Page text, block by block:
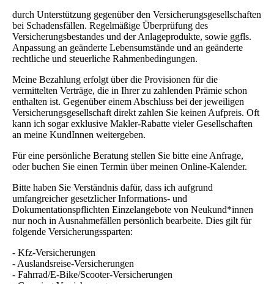
durch Unterstützung gegenüber den Versicherungsgesellschaften
bei Schadensfällen. Regelmäßige Überprüfung des
Versicherungsbestandes und der Anlageprodukte, sowie ggfls.
Anpassung an geänderte Lebensumstände und an geänderte
rechtliche und steuerliche Rahmenbedingungen.
Meine Bezahlung erfolgt über die Provisionen für die
vermittelten Verträge, die in Ihrer zu zahlenden Prämie schon
enthalten ist. Gegenüber einem Abschluss bei der jeweiligen
Versicherungsgesellschaft direkt zahlen Sie keinen Aufpreis. Oft
kann ich sogar exklusive Makler-Rabatte vieler Gesellschaften
an meine KundInnen weitergeben.
Für eine persönliche Beratung stellen Sie bitte eine Anfrage,
oder buchen Sie einen Termin über meinen Online-Kalender.
Bitte haben Sie Verständnis dafür, dass ich aufgrund
umfangreicher gesetzlicher Informations- und
Dokumentationspflichten Einzelangebote von Neukund*innen
nur noch in Ausnahmefällen persönlich bearbeite. Dies gilt für
folgende Versicherungssparten:
- Kfz-Versicherungen
- Auslandsreise-Versicherungen
- Fahrrad/E-Bike/Scooter-Versicherungen